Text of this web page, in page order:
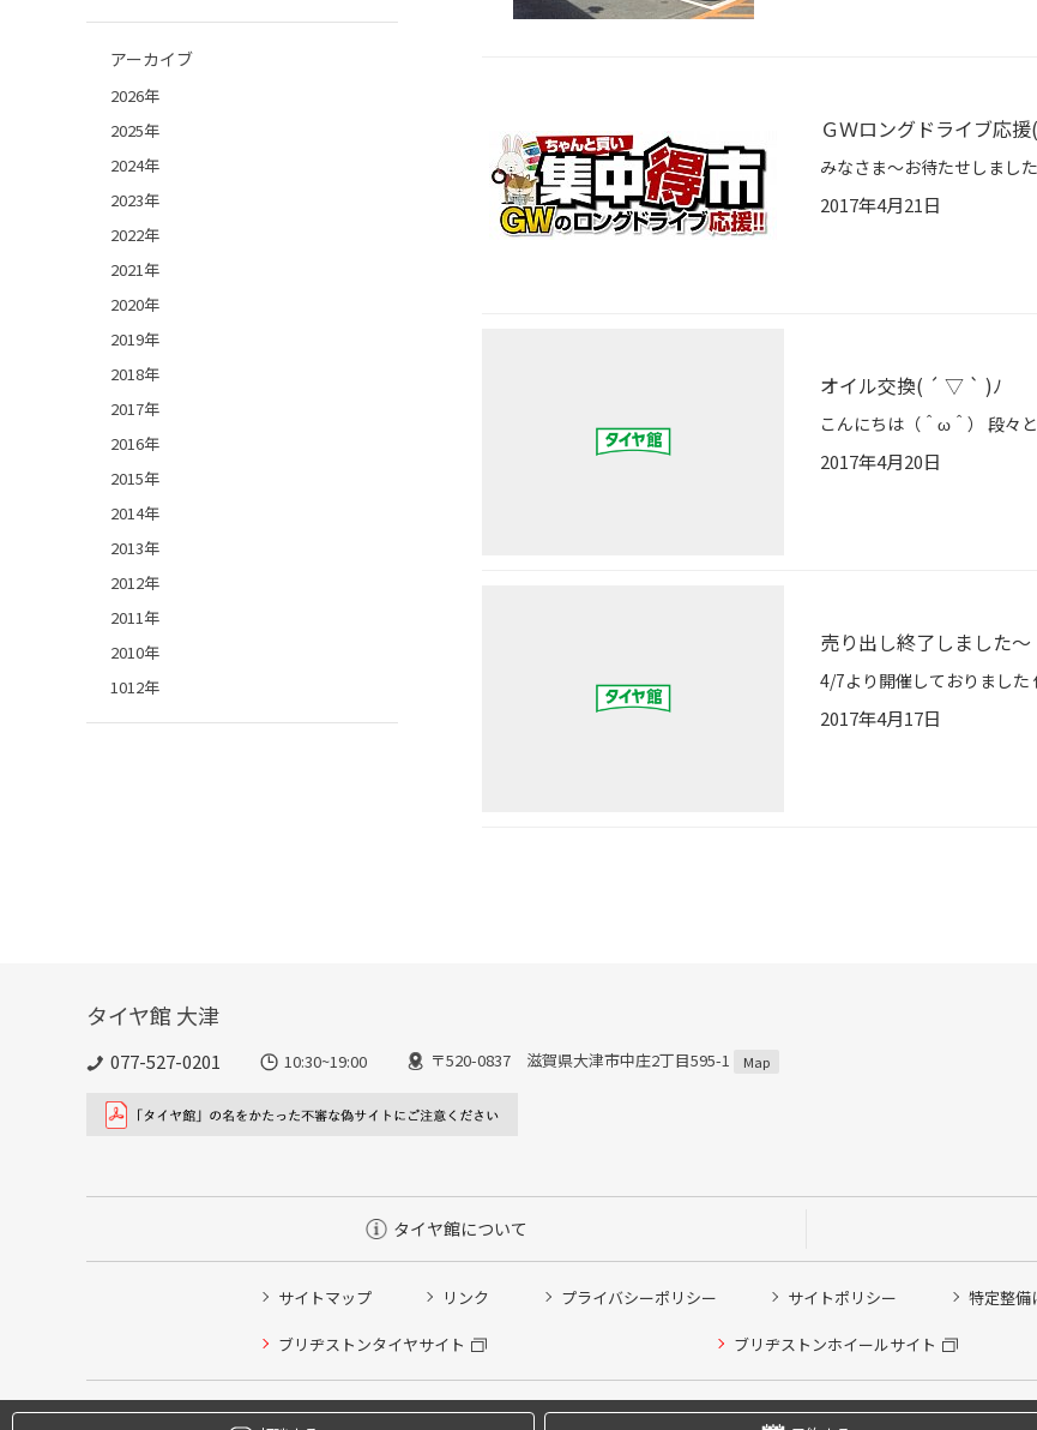
ＧＷロングドライブ応
2017年4月21日
オイル交換( ´ ▽ ` )ﾉ
2017年4月20日
売り出し終了しました〜
2017年4月17日
アーカイブ
2026年
2025年
2024年
2023年
2022年
2021年
2020年
2019年
2018年
2017年
2016年
2015年
2014年
2013年
2012年
2011年
2010年
1012年
タイヤ館 大津
077-527-0201 10:30~19:00 〒520-0837 滋賀県大津市中庄2丁目595-1 Map
タイヤ館について
サイトマップ リンク プライバシーポリシー サイトポリシー 特定整備
ブリヂストンタイヤサイト ブリヂストンホイールサイト
Copyright © 2024 Bridgestone Retail Co.,Ltd. All rights Reserved.
タイヤ点検・安全点検/タイヤ履き替え/オイル交換/その他ピット作業の予約
クローク契約会員専用タイヤ履き替え※タイヤ履き替えを希望のクローク契約会員の方はこちらを選択ください
本日のタイヤ履き替え順番待ち予約 ※クローク契約会員の方はご利用いただけません